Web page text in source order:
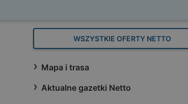
WSZYSTKIE OFERTY NETTO
Mapa i trasa
Aktualne gazetki Netto